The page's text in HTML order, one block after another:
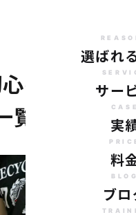
選ばれ
サー
実
料
ブロ
者
覧